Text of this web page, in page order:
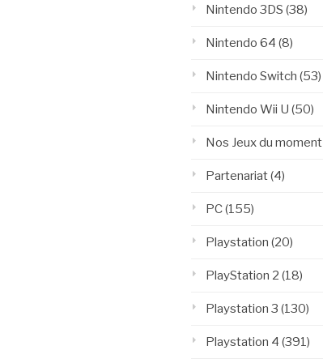
Nintendo 3DS (38)
Nintendo 64 (8)
Nintendo Switch (53)
Nintendo Wii U (50)
Nos Jeux du moment
Partenariat(4)
PC(155)
Playstation (20)
PlayStation 2 (18)
Playstation 3 (130)
Playstation 4 (391)